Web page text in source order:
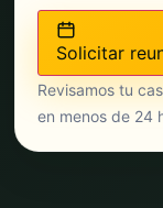
Solicitar
Revisamos tu
en menos de 24